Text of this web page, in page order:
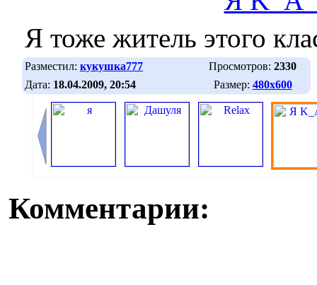
Я тоже житель этого
Разместил: кукушка777 Просмотров: 2330
Дата: 18.04.2009, 20:54 Размер: 480х600
Комментарии: